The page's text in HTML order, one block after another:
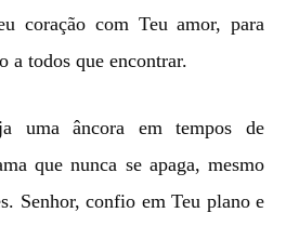
coração com Teu amor, para
a todos que encontrar.
uma âncora em tempos de
que nunca se apaga, mesmo
Senhor, confio em Teu plano e